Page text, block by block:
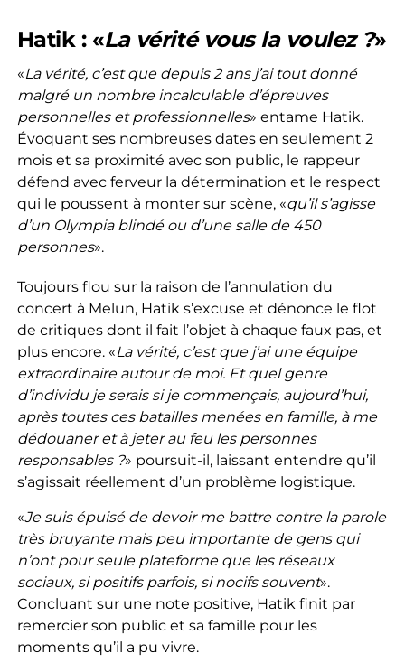
Hatik : «La vérité vous la voulez ?»
«La vérité, c’est que depuis 2 ans j’ai tout donné
malgré un nombre incalculable d’épreuves
personnelles et professionnelles» entame Hatik.
Évoquant ses nombreuses dates en seulement 2
mois et sa proximité avec son public, le rappeur
défend avec ferveur la détermination et le respect
qui le poussent à monter sur scène, «qu’il s’agisse
d’un Olympia blindé ou d’une salle de 450
personnes».
Toujours flou sur la raison de l’annulation du
concert à Melun, Hatik s’excuse et dénonce le flot
de critiques dont il fait l’objet à chaque faux pas, et
plus encore. «La vérité, c’est que j’ai une équipe
extraordinaire autour de moi. Et quel genre
d’individu je serais si je commençais, aujourd’hui,
après toutes ces batailles menées en famille, à me
dédouaner et à jeter au feu les personnes
responsables ?» poursuit-il, laissant entendre qu’il
s’agissait réellement d’un problème logistique.
«Je suis épuisé de devoir me battre contre la parole
très bruyante mais peu importante de gens qui
n’ont pour seule plateforme que les réseaux
sociaux, si positifs parfois, si nocifs souvent».
Concluant sur une note positive, Hatik finit par
remercier son public et sa famille pour les
moments qu’il a pu vivre.